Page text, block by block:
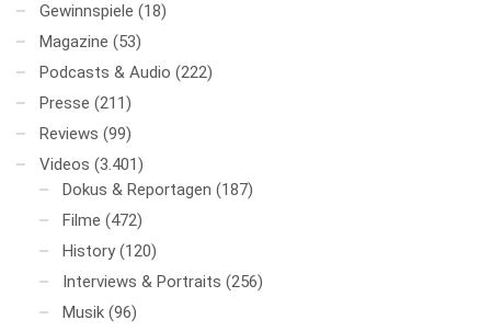
Gewinnspiele (18)
Magazine (53)
Podcasts & Audio (222)
Presse (211)
Reviews (99)
Videos (3.401)
Dokus & Reportagen (187)
Filme (472)
History (120)
Interviews & Portraits (256)
Musik (96)